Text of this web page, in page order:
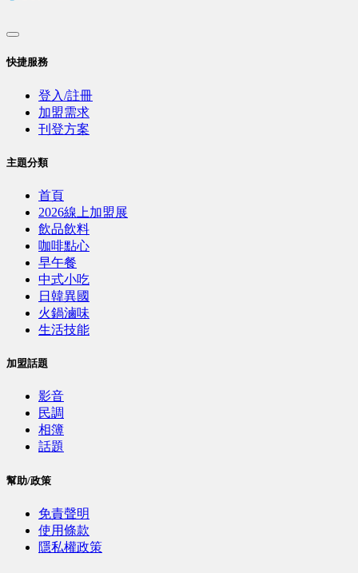
快捷服務
登入/註冊
加盟需求
刊登方案
主題分類
首頁
2026線上加盟展
飲品飲料
咖啡點心
早午餐
中式小吃
日韓異國
火鍋滷味
生活技能
加盟話題
影音
民調
相簿
話題
幫助/政策
免責聲明
使用條款
隱私權政策